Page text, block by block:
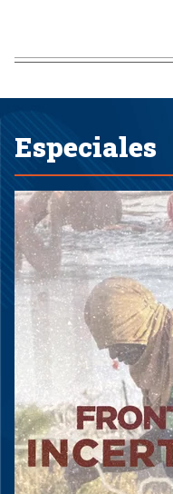
Especiales